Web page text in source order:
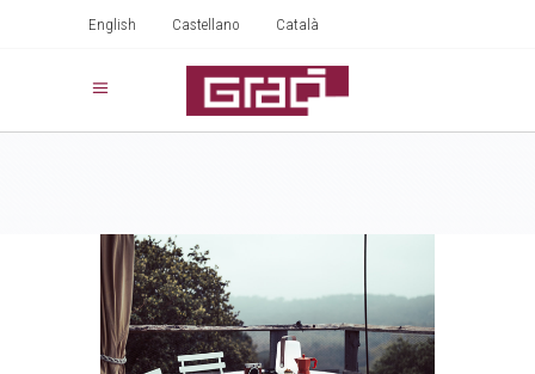
English Castellano Català